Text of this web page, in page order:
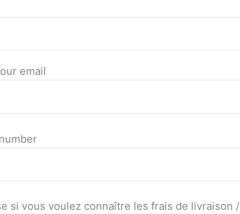
email
si vous voulez connaître les frais de livraison /